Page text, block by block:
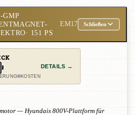
GMP
· 151 PS
EM17 Schließen
KOSTEN
DETAILS →
— Hyundais 800V-Plattform für